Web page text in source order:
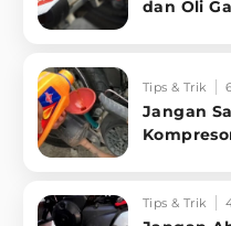
dan Oli
Tips & Trik
Jangan
Tips & Trik